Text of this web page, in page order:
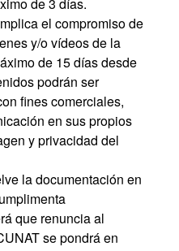
el compromiso de
y/o vídeos de la
de 15 días desde
podrán ser
fines comerciales,
en sus propios
y privacidad del
la documentación en
que renuncia al
se pondrá en